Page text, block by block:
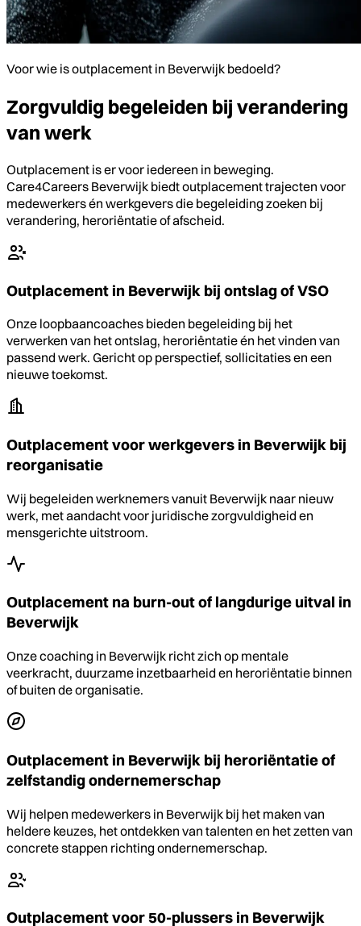
Voor wie is outplacement in Beverwijk bedoeld?
Zorgvuldig begeleiden bij verandering
van werk
Outplacement is er voor iedereen in beweging.
Care4Careers Beverwijk biedt outplacement trajecten voor
medewerkers én werkgevers die begeleiding zoeken bij
verandering, heroriëntatie of afscheid.
Outplacement in Beverwijk bij ontslag of VSO
Onze loopbaancoaches bieden begeleiding bij het
verwerken van het ontslag, heroriëntatie én het vinden van
passend werk. Gericht op perspectief, sollicitaties en een
nieuwe toekomst.
Outplacement voor werkgevers in Beverwijk bij
reorganisatie
Wij begeleiden werknemers vanuit Beverwijk naar nieuw
werk, met aandacht voor juridische zorgvuldigheid en
mensgerichte uitstroom.
Outplacement na burn-out of langdurige uitval in
Beverwijk
Onze coaching in Beverwijk richt zich op mentale
veerkracht, duurzame inzetbaarheid en heroriëntatie binnen
of buiten de organisatie.
Outplacement in Beverwijk bij heroriëntatie of
zelfstandig ondernemerschap
Wij helpen medewerkers in Beverwijk bij het maken van
heldere keuzes, het ontdekken van talenten en het zetten van
concrete stappen richting ondernemerschap.
Outplacement voor 50-plussers in Beverwijk